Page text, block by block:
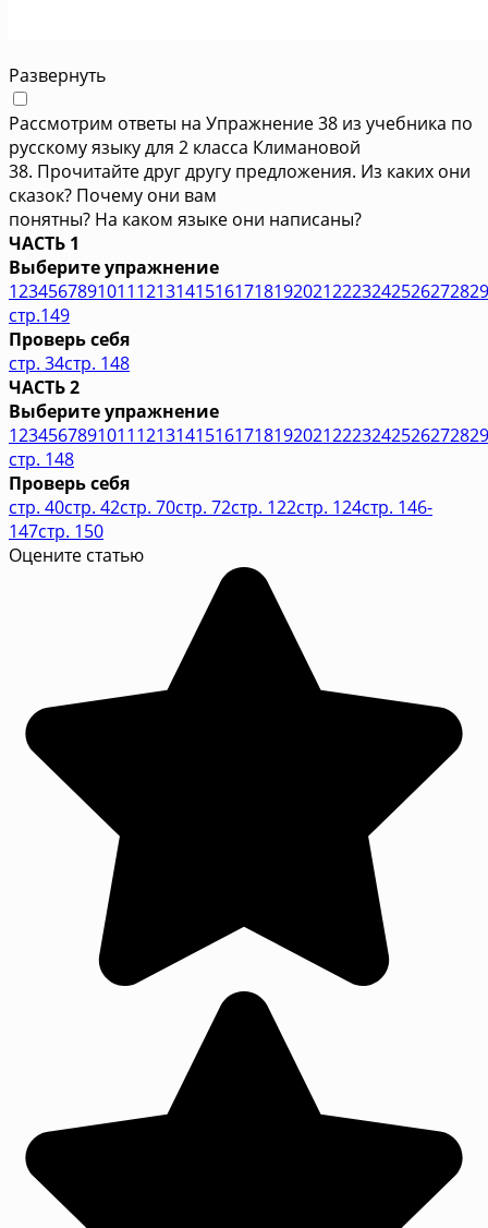
Развернуть
Рассмотрим ответы на Упражнение 38 из учебника по
русскому языку для 2 класса Климановой
38. Прочитайте друг другу предложения. Из каких они
сказок? Почему они вам
понятны? На каком языке они написаны?
ЧАСТЬ 1
Выберите упражнение
1234567891011121314151617181920212223242526272829
стр.149
Проверь себя
стр. 34стр. 148
ЧАСТЬ 2
Выберите упражнение
1234567891011121314151617181920212223242526272829
стр. 148
Проверь себя
стр. 40стр. 42стр. 70стр. 72стр. 122стр. 124стр. 146-
147стр. 150
Оцените статью